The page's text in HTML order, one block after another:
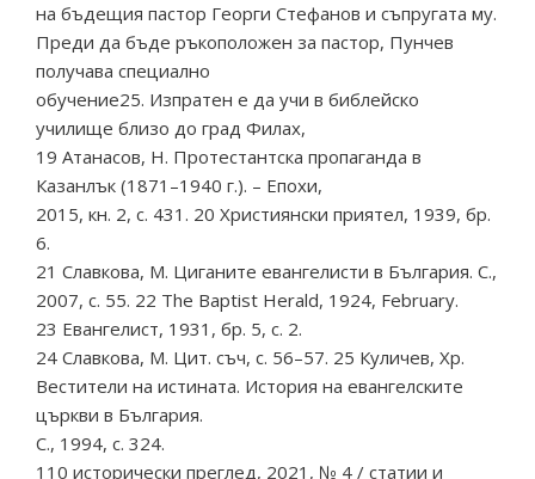
на бъдещия пастор Георги Стефанов и съпругата му.
Преди да бъде ръкоположен за пастор, Пунчев
получава специално
обучение25. Изпратен е да учи в библейско
училище близо до град Филах,
19 Атанасов, Н. Протестантска пропаганда в
Казанлък (1871–1940 г.). – Епохи,
2015, кн. 2, с. 431. 20 Християнски приятел, 1939, бр.
6.
21 Славкова, М. Циганите евангелисти в България. С.,
2007, с. 55. 22 The Baptist Herald, 1924, February.
23 Евангелист, 1931, бр. 5, с. 2.
24 Славкова, М. Цит. съч, с. 56–57. 25 Куличев, Хр.
Вестители на истината. История на евангелските
църкви в България.
С., 1994, с. 324.
110 исторически преглед, 2021, № 4 / статии и